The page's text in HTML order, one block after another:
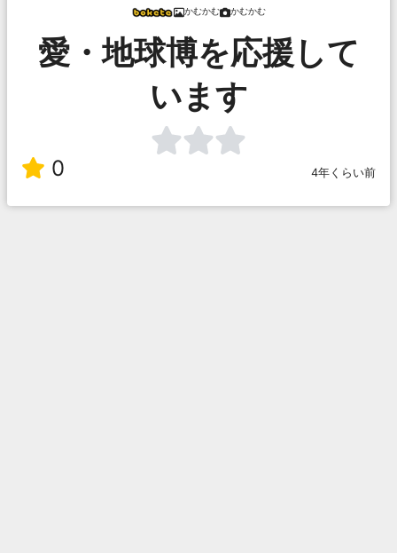
かむかむ かむかむ
愛・地球博を応援して
います
0 4年くらい前